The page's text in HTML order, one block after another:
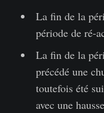
La fin de la
période de ré-
La fin de la
précédé une
toutefois été
avec une